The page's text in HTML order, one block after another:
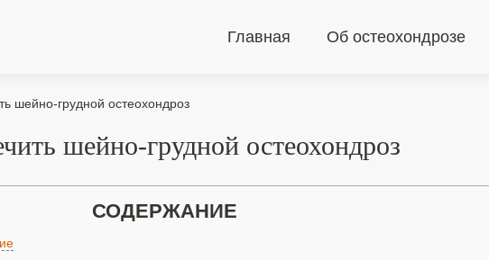
Главная Об остеохондрозе
шейно-грудной остеохондроз
шейно-грудной остеохондроз
СОДЕРЖАНИЕ